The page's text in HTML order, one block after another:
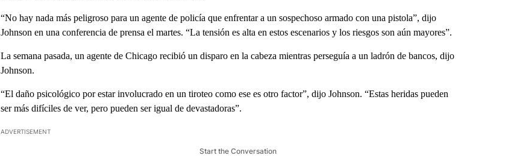
“No hay nada más peligroso para un agente de policía que enfrentar a un sospechoso armado con una pistola”, dijo
Johnson en una conferencia de prensa el martes. “La tensión es alta en estos escenarios y los riesgos son aún mayores”.
La semana pasada, un agente de Chicago recibió un disparo en la cabeza mientras perseguía a un ladrón de bancos, dijo
Johnson.
“El daño psicológico por estar involucrado en un tiroteo como ese es otro factor”, dijo Johnson. “Estas heridas pueden
ser más difíciles de ver, pero pueden ser igual de devastadoras”.
ADVERTISEMENT
Start the Conversation